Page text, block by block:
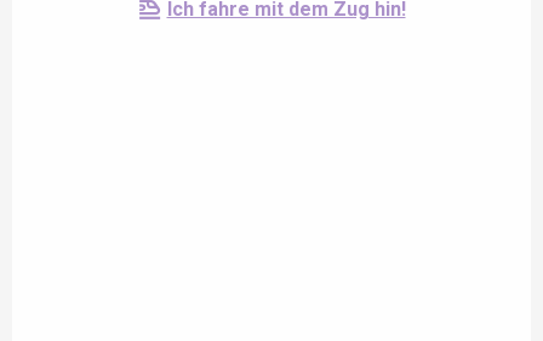
Ich fahre mit dem Zug hin!